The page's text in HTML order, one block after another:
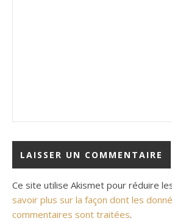
Ce site utilise Akismet pour réduire
savoir plus sur la façon dont les
commentaires sont traitées.